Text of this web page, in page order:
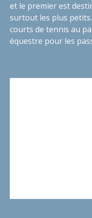
et le premier est
surtout les plus
courts de tennis au
équestre pour les